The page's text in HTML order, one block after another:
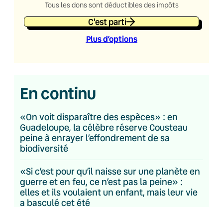
Tous les dons sont déductibles des impôts
C'est parti
Plus d’options
En continu
«On voit disparaître des espèces» : en
Guadeloupe, la célèbre réserve Cousteau
peine à enrayer l’effondrement de sa
biodiversité
«Si c’est pour qu’il naisse sur une planète en
guerre et en feu, ce n’est pas la peine» :
elles et ils voulaient un enfant, mais leur vie
a basculé cet été